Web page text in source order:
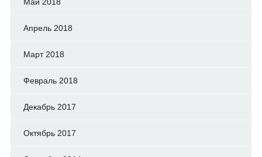
Апрель 2018
Март 2018
Февраль 2018
Декабрь 2017
Октябрь 2017